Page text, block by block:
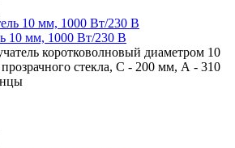
10 мм, 1000 Вт/230 В
коротковолновый диаметром 10
стекла, С - 200 мм, А - 310